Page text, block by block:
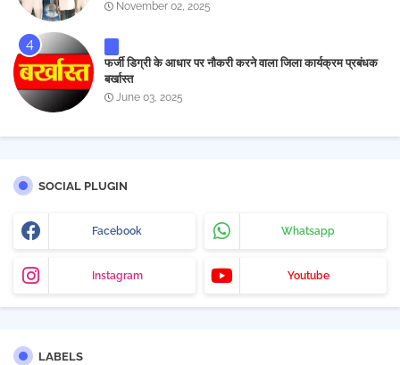
November 02, 2025
फर्जी डिग्री के आधार पर नौकरी करने वाला जिला कार्यक्रम प्रबंधक
बर्खास्त
June 03, 2025
SOCIAL PLUGIN
Facebook Whatsapp
Instagram Youtube
LABELS